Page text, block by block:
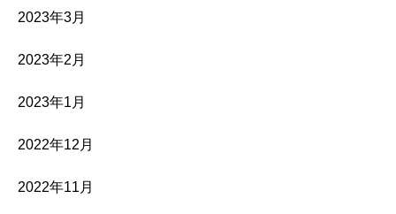
2023年3月
2023年2月
2023年1月
2022年12月
2022年11月